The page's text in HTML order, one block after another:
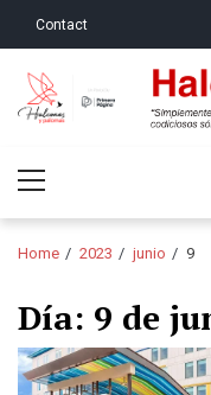
Contact
Menu
Home 2023 junio 9
Día: 9 de